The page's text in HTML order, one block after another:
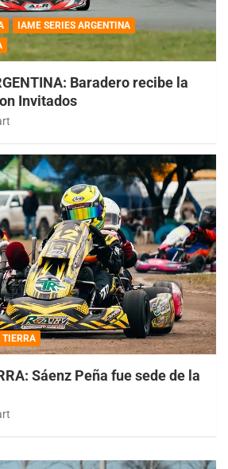
IAME SERIES ARGENTINA
Baradero recibe la
Invitados
TIERRA
Sáenz Peña fue sede de la